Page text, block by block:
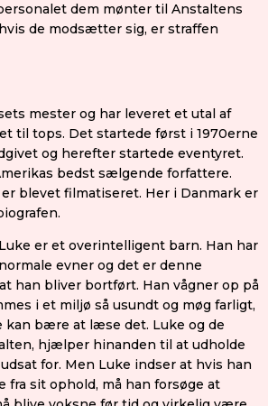
dem mønter til Anstaltens
de modsætter sig, er straffen
mester og har leveret et utal af
til tops. Det startede først i 1970erne
og herefter startede eventyret.
bedst sælgende forfattere.
blevet filmatiseret. Her i Danmark er
er et overintelligent barn. Han har
evner og det er denne
han bliver bortført. Han vågner op på
i et miljø så usundt og møg farligt,
bære at læse det. Luke og de
hjælper hinanden til at udholde
for. Men Luke indser at hvis han
fra sit ophold, må han forsøge at